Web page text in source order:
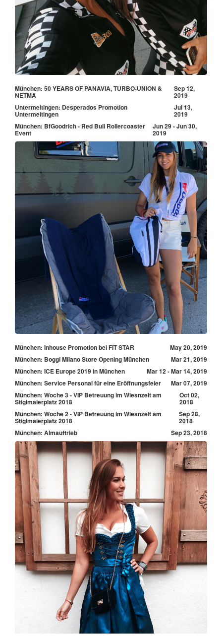
München: 50 YEARS OF PANAVIA, TURBO-UNION &
NETMA
Sep 12,
2019
Untermeitingen: Desperados Promotion
Untermeitingen
Jul 13,
2019
München: BfGoodrich - Red Bull Rollercoaster
Event
Jun 29 - Jun 30,
2019
München: Inhouse Promotion bei FIT STAR
May 20, 2019
München: Boggi Milano Store Opening München
Mar 21, 2019
München: ICE Europe 2019 in München
Mar 12 - Mar 14, 2019
München: Service Personal für eine Eröffnungsfeier
Mar 07, 2019
München: Woche 3 - VIP Betreuung im Wiesnzelt am
Stiglmaierplatz 2018
Oct 02,
2018
München: Woche 2 - VIP Betreuung im Wiesnzelt am
Stiglmaierplatz 2018
Sep 28,
2018
München: Almauftrieb
Sep 23, 2018